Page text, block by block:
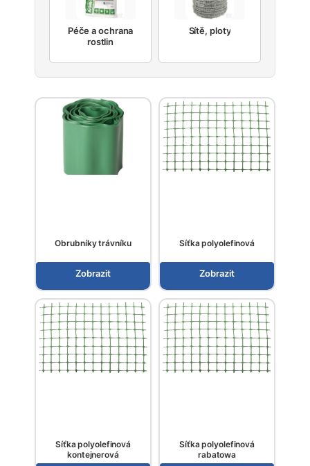
Péče a ochrana
rostlin
Sítě, ploty
Obrubníky trávníku
Zobrazit
Síťka polyolefinová
Zobrazit
Síťka polyolefinová
kontejnerová
Síťka polyolefinová
rabatowa